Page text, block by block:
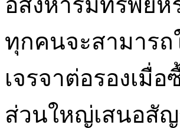
ทุกคนจะสามาร
เจรจาต่อรองเมื่
ส่วนใหญ่เสนอสั